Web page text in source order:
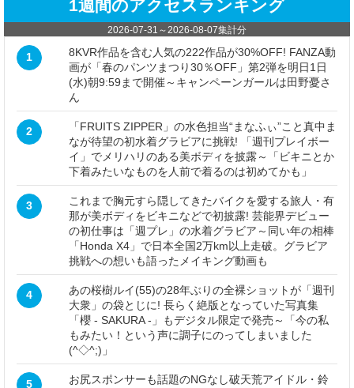
1週間のアクセスランキング
2026-07-31 ～ 2026-08-07集計分
1
8KVR作品を含む人気の222作品が30%OFF! FANZA動
画が「春のパンツまつり30％OFF」第2弾を明日1日
(水)朝9:59まで開催～キャンペーンガールは田野憂さ
ん
2
「FRUITS ZIPPER」の水色担当“まなふぃ”こと真中ま
なが待望の初水着グラビアに挑戦! 「週刊プレイボー
イ」でメリハリのある美ボディを披露～「ビキニとか
下着みたいなものを人前で着るのは初めてかも」
3
これまで胸元すら隠してきたバイクを愛する旅人・有
那が美ボディをビキニなどで初披露! 芸能界デビュー
の初仕事は「週プレ」の水着グラビア～同い年の相棒
「Honda X4」で日本全国2万km以上走破。グラビア
挑戦への想いも語ったメイキング動画も
4
あの桜樹ルイ(55)の28年ぶりの全裸ショットが「週刊
大衆」の袋とじに! 長らく絶版となっていた写真集
「櫻 - SAKURA -」もデジタル限定で発売～「今の私
もみたい！という声に調子にのってしまいました
(^◇^;)」
5
お尻スポンサーも話題のNGなし破天荒アイドル・鈴